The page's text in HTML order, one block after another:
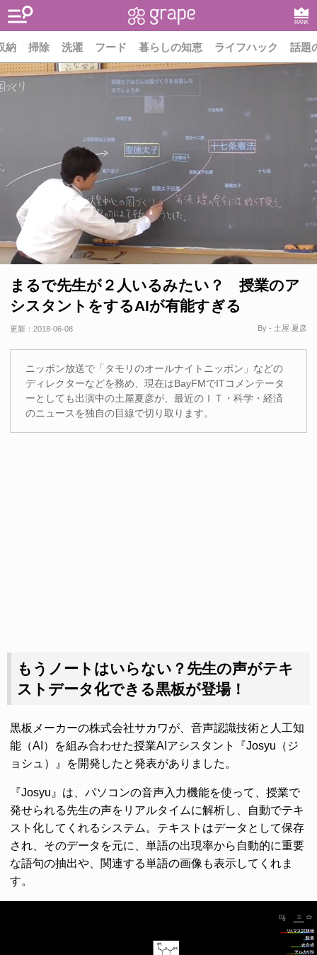
RANK
納 掃除 洗濯 フード 暮らしの知恵 ライフハック 話題
まるで先生が２人いるみたい？ 授業のア
シスタントをするAIが有能すぎる
更新： 2018-06-08 By - 土屋 夏彦
ニッポン放送で「タモリのオールナイトニッポン」などの
ディレクターなどを務め、現在はBayFMでITコメンテータ
ーとしても出演中の土屋夏彦が、最近のＩＴ・科学・経済
のニュースを独自の目線で切り取ります。
もうノートはいらない？先生の声がテキ
ストデータ化できる黒板が登場！
黒板メーカーの株式会社サカワが、音声認識技術と人工知
能（AI）を組み合わせた授業AIアシスタント『Josyu（ジ
ョシュ）』を開発したと発表がありました。
『Josyu』は、パソコンの音声入力機能を使って、授業で
発せられる先生の声をリアルタイムに解析し、自動でテキ
スト化してくれるシステム。テキストはデータとして保存
され、そのデータを元に、単語の出現率から自動的に重要
な語句の抽出や、関連する単語の画像も表示してくれま
す。